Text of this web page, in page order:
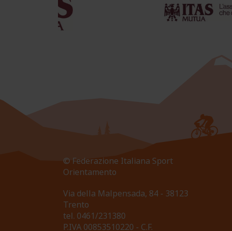
© Federazione Italiana Sport
Orientamento
Via della Malpensada, 84 - 38123
Trento
tel. 0461/231380
P.IVA 00853510220 - C.F.